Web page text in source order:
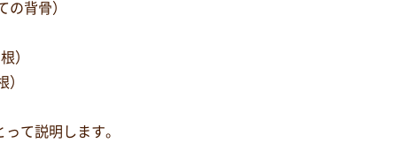
の背骨）
）
）
て説明します。